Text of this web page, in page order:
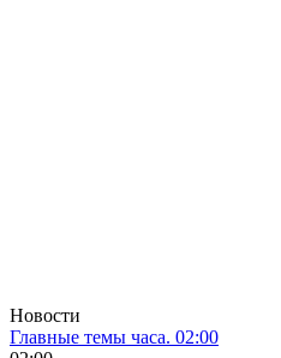
Новости
Главные темы часа. 02:00